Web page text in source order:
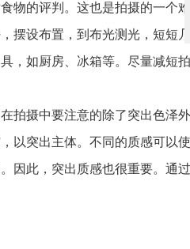
物的评判。这也是拍摄的一个难
摆设布置，到布光测光，短短
，如厨房、冰箱等。尽量减短
拍摄中要注意的除了突出色泽
以突出主体。不同的质感可以
因此，突出质感也很重要。通